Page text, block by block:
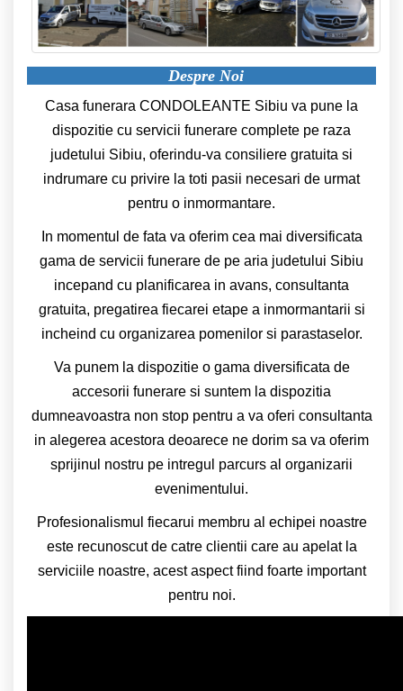
Despre Noi
Casa funerara CONDOLEANTE Sibiu va pune la
dispozitie cu servicii funerare complete pe raza
judetului Sibiu, oferindu-va consiliere gratuita si
indrumare cu privire la toti pasii necesari de urmat
pentru o inmormantare.
In momentul de fata va oferim cea mai diversificata
gama de servicii funerare de pe aria judetului Sibiu
incepand cu planificarea in avans, consultanta
gratuita, pregatirea fiecarei etape a inmormantarii si
incheind cu organizarea pomenilor si parastaselor.
Va punem la dispozitie o gama diversificata de
accesorii funerare si suntem la dispozitia
dumneavoastra non stop pentru a va oferi consultanta
in alegerea acestora deoarece ne dorim sa va oferim
sprijinul nostru pe intregul parcurs al organizarii
evenimentului.
Profesionalismul fiecarui membru al echipei noastre
este recunoscut de catre clientii care au apelat la
serviciile noastre, acest aspect fiind foarte important
pentru noi.